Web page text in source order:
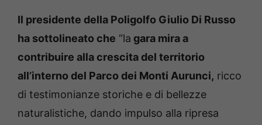
Il presidente della Poligolfo Giulio Di Russo
ha sottolineato che “la gara mira a
contribuire alla crescita del territorio
all’interno del Parco dei Monti Aurunci, ricco
di testimonianze storiche e di bellezze
naturalistiche, dando impulso alla ripresa